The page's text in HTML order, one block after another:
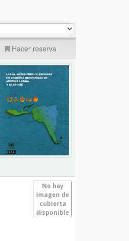
Hacer reserva
No hay
imagen de
cubierta
disponible